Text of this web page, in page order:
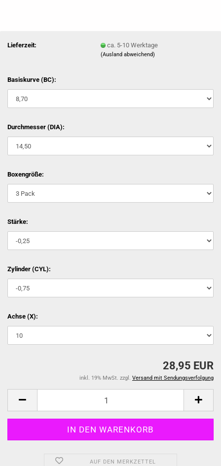
Lieferzeit: ca. 5-10 Werktage
(Ausland abweichend)
Basiskurve (BC):
Durchmesser (DIA):
Boxengröße:
Stärke:
Zylinder (CYL):
Achse (X):
28,95 EUR
inkl. 19% MwSt. zzgl. Versand mit Sendungsverfolgung
AUF DEN MERKZETTEL